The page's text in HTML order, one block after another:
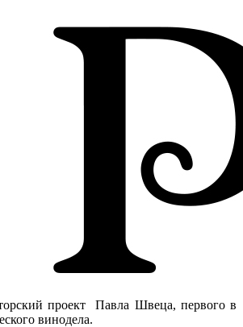
проект Павла Швеца, первого в
винодела.